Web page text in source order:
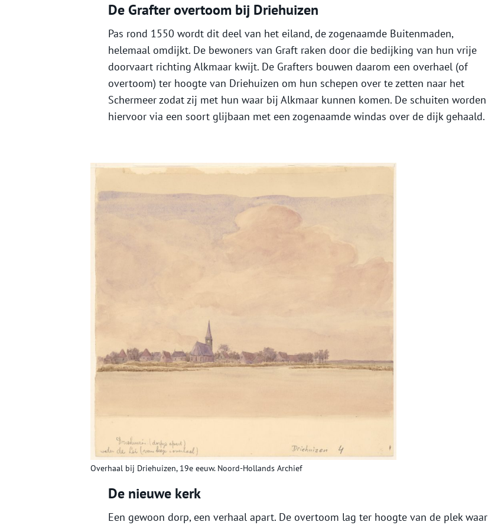
De Grafter overtoom bij Driehuizen
Pas rond 1550 wordt dit deel van het eiland, de zogenaamde Buitenmaden,
helemaal omdijkt. De bewoners van Graft raken door die bedijking van hun vrije
doorvaart richting Alkmaar kwijt. De Grafters bouwen daarom een overhael (of
overtoom) ter hoogte van Driehuizen om hun schepen over te zetten naar het
Schermeer zodat zij met hun waar bij Alkmaar kunnen komen. De schuiten worden
hiervoor via een soort glijbaan met een zogenaamde windas over de dijk gehaald.
Overhaal bij Driehuizen, 19e eeuw. Noord-Hollands Archief
De nieuwe kerk
Een gewoon dorp, een verhaal apart. De overtoom lag ter hoogte van de plek waar